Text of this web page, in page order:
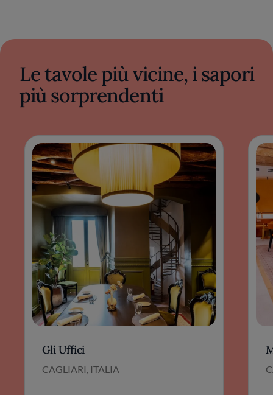
Le tavole più vicine, i sapori
più sorprendenti
Gli Uffici
CAGLIARI, ITALIA